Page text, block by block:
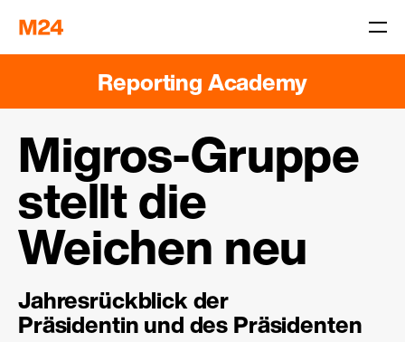
Reporting Academy
Migros-Gruppe
stellt die
Weichen neu
Jahresrückblick der
Präsidentin und des Präsidenten